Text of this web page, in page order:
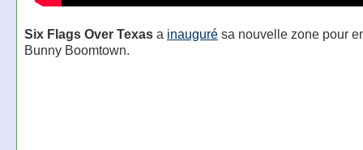
Six Flags Over Texasa inaugurésa nouvelle zone pour
Bunny Boomtown.